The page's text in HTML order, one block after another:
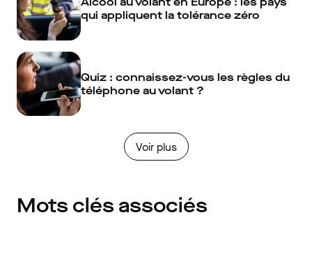
qui appliquent la tolérance zéro
Quiz : connaissez-vous les règles du
téléphone au volant ?
Voir plus
Mots clés associés